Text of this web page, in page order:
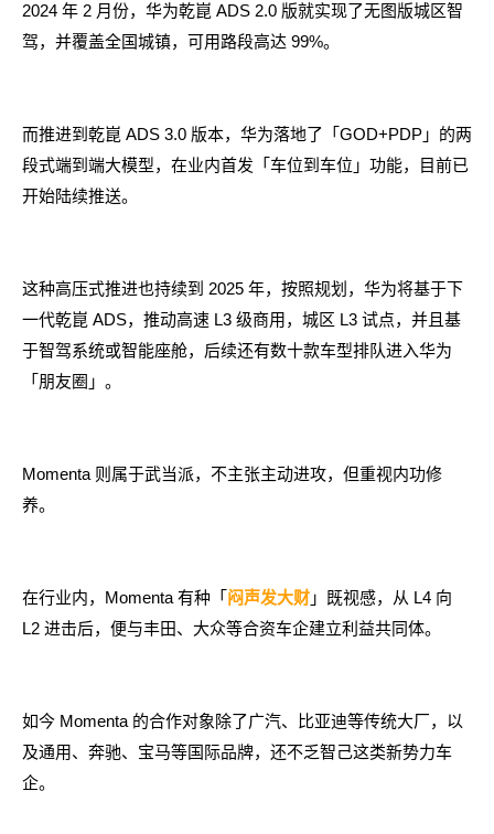
2024 年 2 月份，华为乾崑 ADS 2.0 版就实现了无图版城区智
驾，并覆盖全国城镇，可用路段高达 99%。
而推进到乾崑 ADS 3.0 版本，华为落地了「GOD+PDP」的两
段式端到端大模型，在业内首发「车位到车位」功能，目前已
开始陆续推送。
这种高压式推进也持续到 2025 年，按照规划，华为将基于下
一代乾崑 ADS，推动高速 L3 级商用，城区 L3 试点，并且基
于智驾系统或智能座舱，后续还有数十款车型排队进入华为
「朋友圈」。
Momenta 则属于武当派，不主张主动进攻，但重视内功修
养。
在行业内，Momenta 有种「 闷声发大财」既视感，从 L4 向
L2 进击后，便与丰田、大众等合资车企建立利益共同体。
如今 Momenta 的合作对象除了广汽、比亚迪等传统大厂，以
及通用、奔驰、宝马等国际品牌，还不乏智己这类新势力车
企。